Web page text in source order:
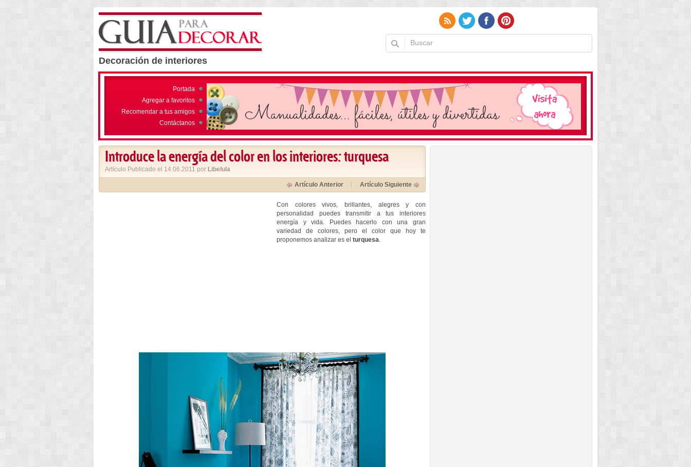
Decoración de interiores
Portada
Agregar a favoritos
Recomendar a tus amigos
Contáctanos
Introduce la energía del color en los interiores: turquesa
Artículo Publicado el 14.06.2011 por Libelula
Artículo Anterior Artículo Siguiente
Con colores vivos, brillantes, alegres y con
personalidad puedes transmitir a tus interiores
energía y vida. Puedes hacerlo con una gran
variedad de colores, pero el color que hoy te
proponemos analizar es el turquesa.